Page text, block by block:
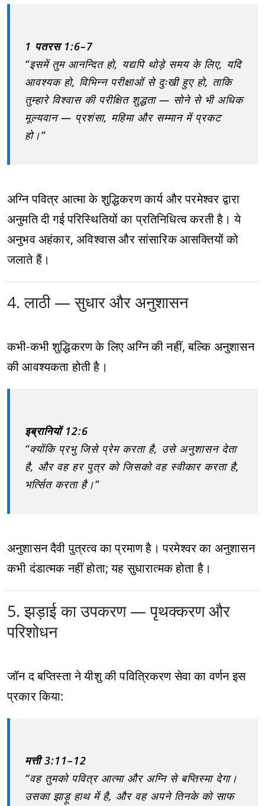
1 पतरस 1:6–7
“इसमें तुम आनन्दित हो, यद्यपि थोड़े समय के लिए, यदि
आवश्यक हो, विभिन्न परीक्षाओं से दुःखी हुए हो, ताकि
तुम्हारे विश्वास की परीक्षित शुद्धता — सोने से भी अधिक
मूल्यवान — प्रशंसा, महिमा और सम्मान में प्रकट
हो।”
अग्नि पवित्र आत्मा के शुद्धिकरण कार्य और परमेश्वर द्वारा
अनुमति दी गई परिस्थितियों का प्रतिनिधित्व करती है। ये
अनुभव अहंकार, अविश्वास और सांसारिक आसक्तियों को
जलाते हैं।
4. लाठी — सुधार और अनुशासन
कभी-कभी शुद्धिकरण के लिए अग्नि की नहीं, बल्कि अनुशासन
की आवश्यकता होती है।
इब्रानियों 12:6
“क्योंकि प्रभु जिसे प्रेम करता है, उसे अनुशासन देता
है, और वह हर पुत्र को जिसको वह स्वीकार करता है,
भर्त्सित करता है।”
अनुशासन दैवी पुत्रत्व का प्रमाण है। परमेश्वर का अनुशासन
कभी दंडात्मक नहीं होता; यह सुधारात्मक होता है।
5. झड़ाई का उपकरण — पृथक्करण और
परिशोधन
जॉन द बप्तिस्ता ने यीशु की पवित्रिकरण सेवा का वर्णन इस
प्रकार किया:
मत्ती 3:11–12
“वह तुमको पवित्र आत्मा और अग्नि से बप्तिस्मा देगा।
उसका झाड़ू हाथ में है, और वह अपने तिनके को साफ